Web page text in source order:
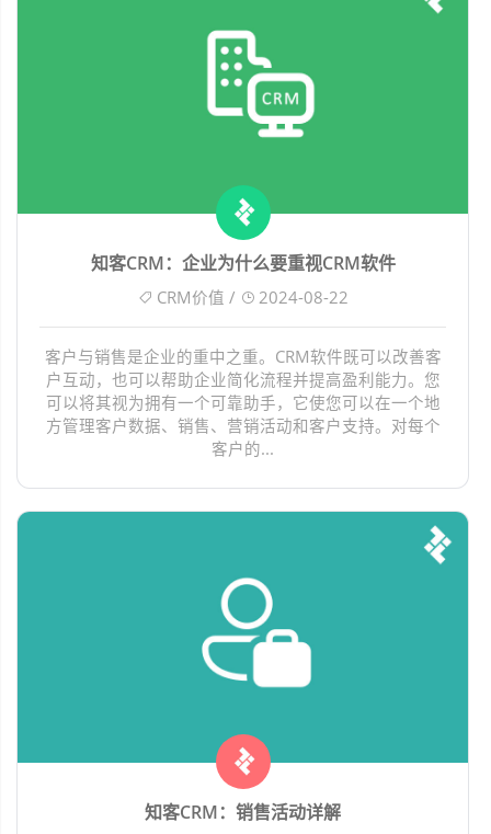
知客CRM：企业为什么要重视CRM软件
CRM价值 / 2024-08-22
客户与销售是企业的重中之重。CRM软件既可以改善客
户互动，也可以帮助企业简化流程并提高盈利能力。您
可以将其视为拥有一个可靠助手，它使您可以在一个地
方管理客户数据、销售、营销活动和客户支持。对每个
客户的...
知客CRM：销售活动详解